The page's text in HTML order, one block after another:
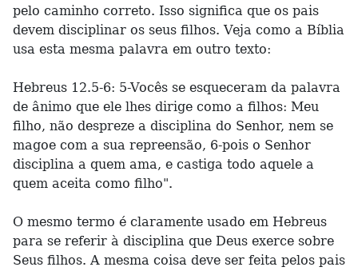
pelo caminho correto. Isso significa que os pais
devem disciplinar os seus filhos. Veja como a Bíblia
usa esta mesma palavra em outro texto:
Hebreus 12.5-6: 5-Vocês se esqueceram da palavra
de ânimo que ele lhes dirige como a filhos: Meu
filho, não despreze a disciplina do Senhor, nem se
magoe com a sua repreensão, 6-pois o Senhor
disciplina a quem ama, e castiga todo aquele a
quem aceita como filho".
O mesmo termo é claramente usado em Hebreus
para se referir à disciplina que Deus exerce sobre
Seus filhos. A mesma coisa deve ser feita pelos pais